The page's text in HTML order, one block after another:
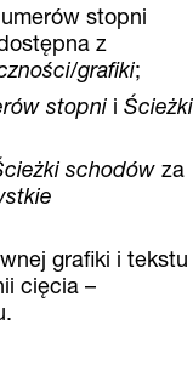
stopni
z
grafiki;
stopni i Ścieżki
schodów za
grafiki i tekstu
cięcia –